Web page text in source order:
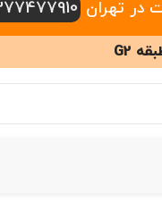
09377477910 -